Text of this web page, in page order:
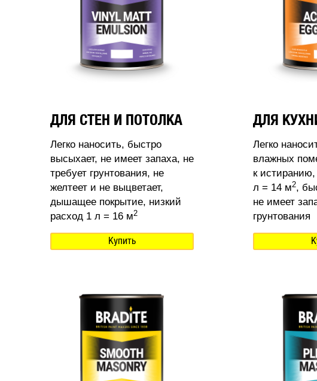
ДЛЯ СТЕН И ПОТОЛКА
Легко наносить, быстро
высыхает, не имеет запаха, не
требует грунтования, не
желтеет и не выцветает,
дышащее покрытие, низкий
расход 1 л = 16 м2
Купить
ДЛЯ
Легко
влажных
к
л = 14 м2,
не имеет
грунтования